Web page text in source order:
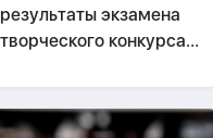
результаты экзамена
творческого конкурса